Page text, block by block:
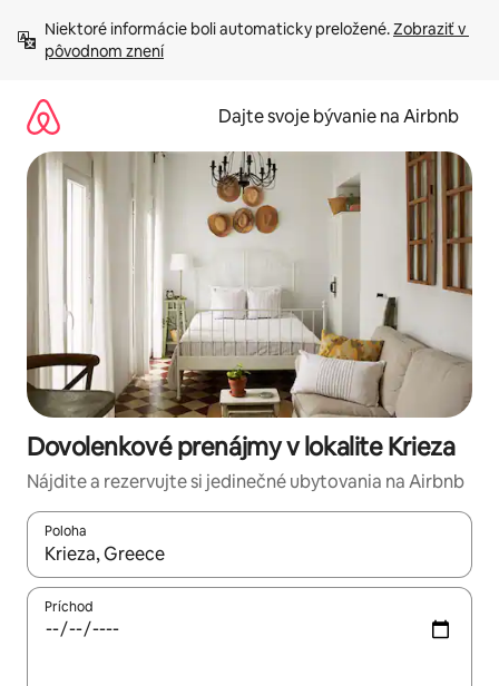
obsah.
Niektoré informácie boli automaticky preložené. Zobraziť v
pôvodnom znení
Dajte svoje bývanie na Airbnb
Dovolenkové prenájmy v lokalite Krieza
Nájdite a rezervujte si jedinečné ubytovania na Airbnb
Poloha
Keď budú výsledky k dispozícii, môžete si ich prechádzať
Príchod